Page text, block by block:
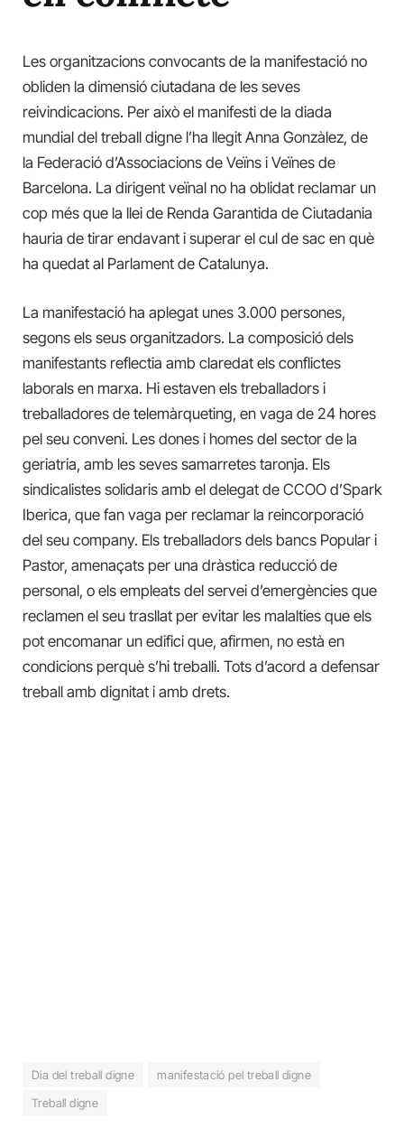
Les organitzacions convocants de la manifestació no
obliden la dimensió ciutadana de les seves
reivindicacions. Per això el manifesti de la diada
mundial del treball digne l’ha llegit Anna Gonzàlez, de
la Federació d’Associacions de Veïns i Veïnes de
Barcelona. La dirigent veïnal no ha oblidat reclamar un
cop més que la llei de Renda Garantida de Ciutadania
hauria de tirar endavant i superar el cul de sac en què
ha quedat al Parlament de Catalunya.
La manifestació ha aplegat unes 3.000 persones,
segons els seus organitzadors. La composició dels
manifestants reflectia amb claredat els conflictes
laborals en marxa. Hi estaven els treballadors i
treballadores de telemàrqueting, en vaga de 24 hores
pel seu conveni. Les dones i homes del sector de la
geriatria, amb les seves samarretes taronja. Els
sindicalistes solidaris amb el delegat de CCOO d’Spark
Iberica, que fan vaga per reclamar la reincorporació
del seu company. Els treballadors dels bancs Popular i
Pastor, amenaçats per una dràstica reducció de
personal, o els empleats del servei d’emergències que
reclamen el seu trasllat per evitar les malalties que els
pot encomanar un edifici que, afirmen, no està en
condicions perquè s’hi treballi. Tots d’acord a defensar
treball amb dignitat i amb drets.
Dia del treball digne
manifestació pel treball digne
Treball digne